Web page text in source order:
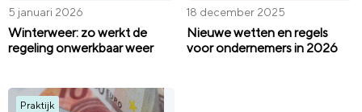
5 januari 2026
Winterweer: zo werkt de
regeling onwerkbaar weer
18 december 2025
Nieuwe wetten en regels
voor ondernemers in 2026
Praktijk